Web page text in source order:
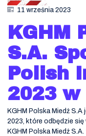
11 września 2023
KGHM
S.A.
Polish
2023
KGHM Polska Miedź
2023, które odbędzie się
KGHM Polska Miedź